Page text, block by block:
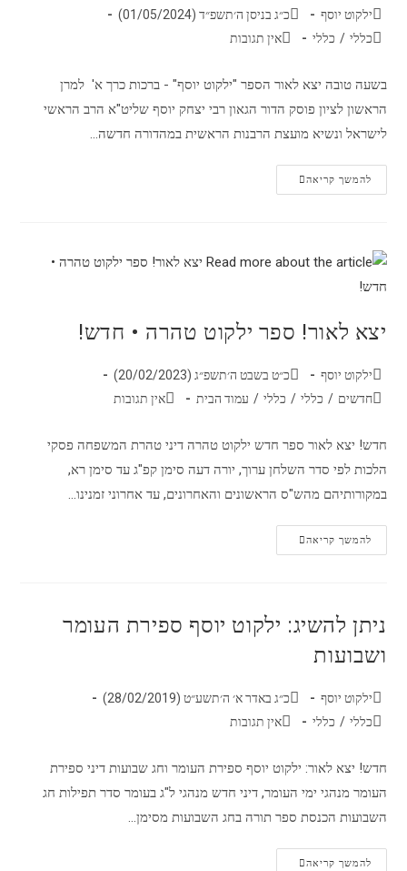
ילקוט יוסף
כ״ג בניסן ה׳תשפ״ד (01/05/2024)
כללי / כללי אין תגובות
בשעה טובה יצא לאור הספר "ילקוט יוסף" - ברכות כרך א' למרן
הראשון לציון פוסק הדור הגאון רבי יצחק יוסף שליט"א הרב הראשי
לישראל ונשיא מועצת הרבנות הראשית במהדורה חדשה…
להמשך קריאה
יצא לאור! ספר ילקוט טהרה • חדש!
ילקוט יוסף
כ״ט בשבט ה׳תשפ״ג (20/02/2023)
חדשים / כללי / כללי / עמוד הבית אין תגובות
חדש! יצא לאור ספר חדש ילקוט טהרה דיני טהרת המשפחה פסקי
הלכות לפי סדר השלחן ערוך, יורה דעה סימן קפ"ג עד סימן רא,
במקורותיהם מהש"ס הראשונים והאחרונים, עד אחרוני זמנינו…
להמשך קריאה
ניתן להשיג: ילקוט יוסף ספירת העומר
ושבועות
ילקוט יוסף
כ״ג באדר א׳ ה׳תשע״ט (28/02/2019)
כללי / כללי אין תגובות
חדש! יצא לאור: ילקוט יוסף ספירת העומר וחג שבועות דיני ספירת
העומר מנהגי ימי העומר, דיני חדש מנהגי ל"ג בעומר סדר תפילות חג
השבועות הכנסת ספר תורה בחג השבועות מסימן…
להמשך קריאה